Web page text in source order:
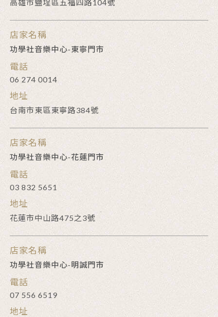
高雄市鹽埕區五福四路104號
店家名稱
功學社音樂中心-東寧門市
電話
06 274 0014
地址
台南市東區東寧路384號
店家名稱
功學社音樂中心-花蓮門市
電話
03 832 5651
地址
花蓮市中山路475之3號
店家名稱
功學社音樂中心-明誠門市
電話
07 556 6519
地址